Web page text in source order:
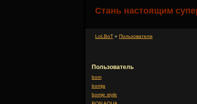
Стань настоящим
LoLBoT » Пользователи
Пользователь
bom
bomja
bomje style